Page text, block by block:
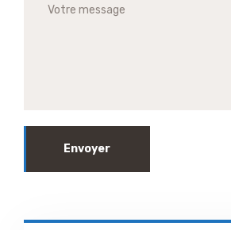
Envoyer